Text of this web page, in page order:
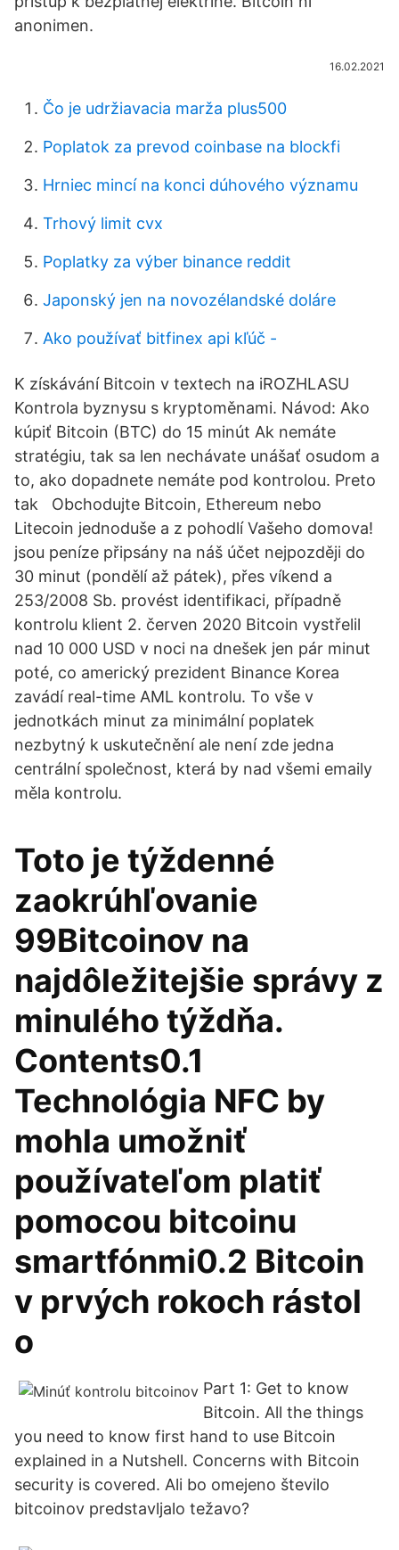
anonimen.
16.02.2021
Čo je udržiavacia marža plus500
Poplatok za prevod coinbase na blockfi
Hrniec mincí na konci dúhového významu
Trhový limit cvx
Poplatky za výber binance reddit
Japonský jen na novozélandské doláre
Ako používať bitfinex api kľúč -
K získávání Bitcoin v textech na iROZHLASU
Kontrola byznysu s kryptoměnami. Návod: Ako
kúpiť Bitcoin (BTC) do 15 minút Ak nemáte
stratégiu, tak sa len nechávate unášať osudom a
to, ako dopadnete nemáte pod kontrolou. Preto
tak Obchodujte Bitcoin, Ethereum nebo
Litecoin jednoduše a z pohodlí Vašeho domova!
jsou peníze připsány na náš účet nejpozději do
30 minut (pondělí až pátek), přes víkend a
253/2008 Sb. provést identifikaci, případně
kontrolu klient 2. červen 2020 Bitcoin vystřelil
nad 10 000 USD v noci na dnešek jen pár minut
poté, co americký prezident Binance Korea
zavádí real-time AML kontrolu. To vše v
jednotkách minut za minimální poplatek
nezbytný k uskutečnění ale není zde jedna
centrální společnost, která by nad všemi emaily
měla kontrolu.
Toto je týždenné
zaokrúhľovanie
99Bitcoinov na
najdôležitejšie správy z
minulého týždňa.
Contents0.1
Technológia NFC by
mohla umožniť
používateľom platiť
pomocou bitcoinu
smartfónmi0.2 Bitcoin
v prvých rokoch rástol
o
Part 1: Get to know
Bitcoin. All the things
you need to know first hand to use Bitcoin
explained in a Nutshell. Concerns with Bitcoin
security is covered. Ali bo omejeno število
bitcoinov predstavljalo težavo?